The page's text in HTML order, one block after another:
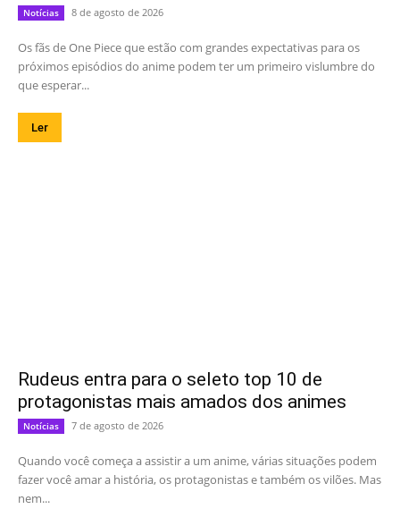
Notícias 8 de agosto de 2026
Os fãs de One Piece que estão com grandes expectativas para os
próximos episódios do anime podem ter um primeiro vislumbre do
que esperar...
Ler
Rudeus entra para o seleto top 10 de
protagonistas mais amados dos animes
Notícias 7 de agosto de 2026
Quando você começa a assistir a um anime, várias situações podem
fazer você amar a história, os protagonistas e também os vilões. Mas
nem...